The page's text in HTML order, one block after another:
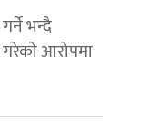
भन्दै
आरोपमा